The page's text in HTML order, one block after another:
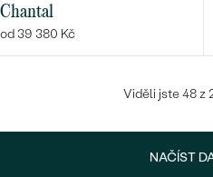
Chantal
od 39 380 Kč
Viděli jste 48 z
NAČÍST